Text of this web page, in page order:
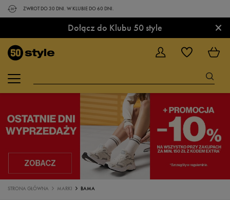
ZWROT DO 30 DNI. W KLUBIE DO 60 DNI.
Dołącz do Klubu 50 style ×
STRONA GŁÓWNA MARKI BAMA